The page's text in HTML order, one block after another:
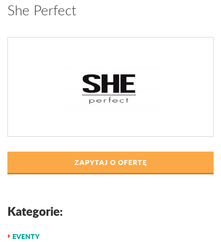
She Perfect
ZAPYTAJ O OFERTĘ
Kategorie:
EVENTY